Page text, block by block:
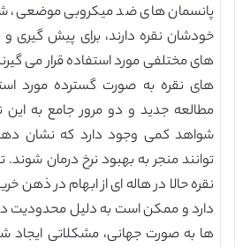
پانسمان های ضد میکروبی موضعی،
خودشان نقره دارند، برای پیش گیری
های مختلفی مورد استفاده قرار می
های نقره به صورت گسترده مورد
مطالعه جدید و دو مرور جامع به این
شواهد کمی وجود دارد که نشان
توانند منجر به بهبود نرخ درمان شوند.
نقره حالا در هاله ای از ابهام در ذهن
دارد و ممکن است به دلیل محدودیت
ها به صورت جهانی، مشکلاتی ایجاد